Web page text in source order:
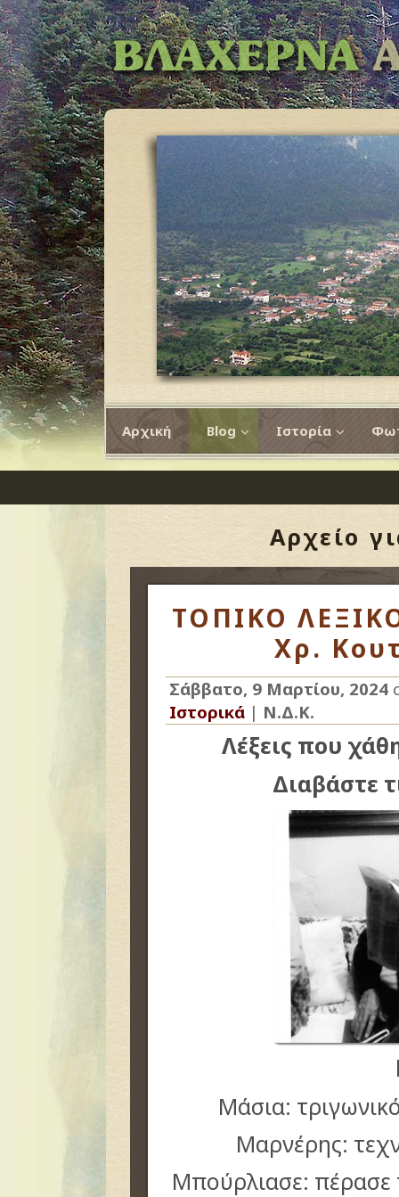
Αρχική Blog Ιστορία
Αρχείο
ΤΟΠΙΚΟ
Χρ.
Σάββατο, 9 Μαρτίου, 2024
Ιστορικά | Ν.Δ.Κ.
Λέξεις που
Διαβάστε
Μάσια:
Μαρνέρης:
Μπούρλιασε: πέρασε